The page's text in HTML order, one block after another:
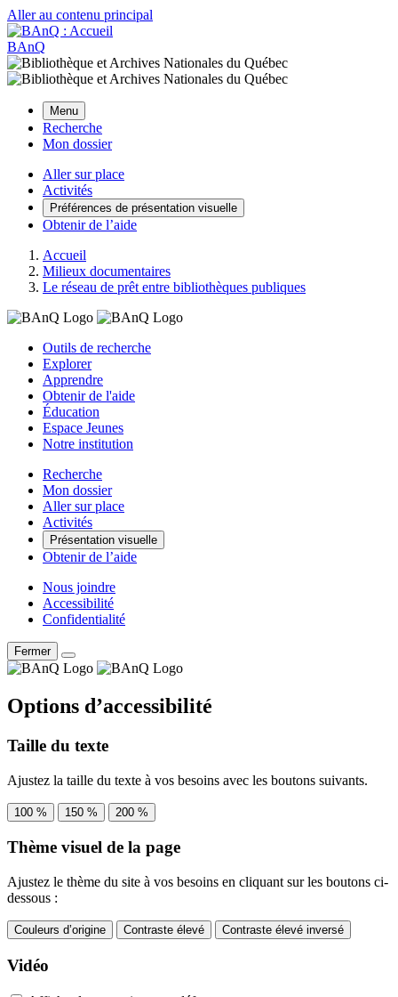
Aller au contenu principal
BAnQ
Menu
Recherche
Mon dossier
Aller sur place
Activités
Préférences de présentation visuelle
Obtenir de l’aide
Accueil
Milieux documentaires
Le réseau de prêt entre bibliothèques publiques
Outils de recherche
Explorer
Apprendre
Obtenir de l'aide
Éducation
Espace Jeunes
Notre institution
Recherche
Mon dossier
Aller sur place
Activités
Présentation visuelle
Obtenir de l’aide
Nous joindre
Accessibilité
Confidentialité
Fermer
Options d’accessibilité
Taille du texte
Ajustez la taille du texte à vos besoins avec les boutons suivants.
100 % 150 % 200 %
Thème visuel de la page
Ajustez le thème du site à vos besoins en cliquant sur les boutons ci-
dessous :
Couleurs d’origine Contraste élevé Contraste élevé inversé
Vidéo